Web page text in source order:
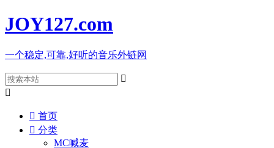
JOY127.com
一个稳定,可靠,好听的音乐外链网


 首页
 分类
MC喊麦